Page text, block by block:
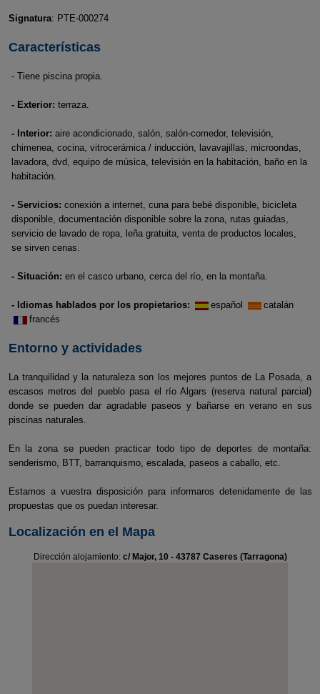
Signatura: PTE-000274
Características
- Tiene piscina propia.
- Exterior: terraza.
- Interior: aire acondicionado, salón, salón-comedor, televisión,
chimenea, cocina, vitrocerámica / inducción, lavavajillas, microondas,
lavadora, dvd, equipo de música, televisión en la habitación, baño en la
habitación.
- Servicios: conexión a internet, cuna para bebé disponible, bicicleta
disponible, documentación disponible sobre la zona, rutas guiadas,
servicio de lavado de ropa, leña gratuita, venta de productos locales,
se sirven cenas.
- Situación: en el casco urbano, cerca del río, en la montaña.
- Idiomas hablados por los propietarios: español
catalán
francés
Entorno y actividades
La tranquilidad y la naturaleza son los mejores puntos de La Posada, a
escasos metros del pueblo pasa el río Algars (reserva natural parcial)
donde se pueden dar agradable paseos y bañarse en verano en sus
piscinas naturales.
En la zona se pueden practicar todo tipo de deportes de montaña:
senderismo, BTT, barranquismo, escalada, paseos a caballo, etc.
Estamos a vuestra disposición para informaros detenidamente de las
propuestas que os puedan interesar.
Localización en el Mapa
Dirección alojamiento: c/ Major, 10 - 43787 Caseres (Tarragona)